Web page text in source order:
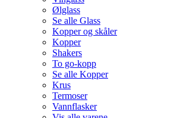
Ølglass
Se alle Glass
Kopper og skåler
Kopper
Shakers
To go-kopp
Se alle Kopper
Krus
Termoser
Vannflasker